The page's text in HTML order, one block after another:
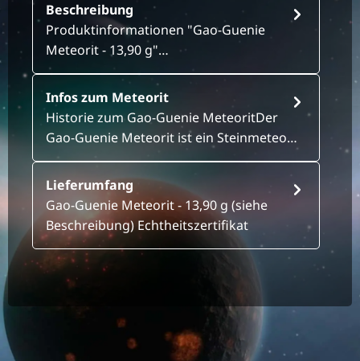
Beschreibung
Produktinformationen "Gao-Guenie
Meteorit - 13,90 g"…
Infos zum Meteorit
Historie zum Gao-Guenie MeteoritDer
Gao-Guenie Meteorit ist ein Steinmeteo…
Lieferumfang
Gao-Guenie Meteorit - 13,90 g (siehe
Beschreibung) Echtheitszertifikat